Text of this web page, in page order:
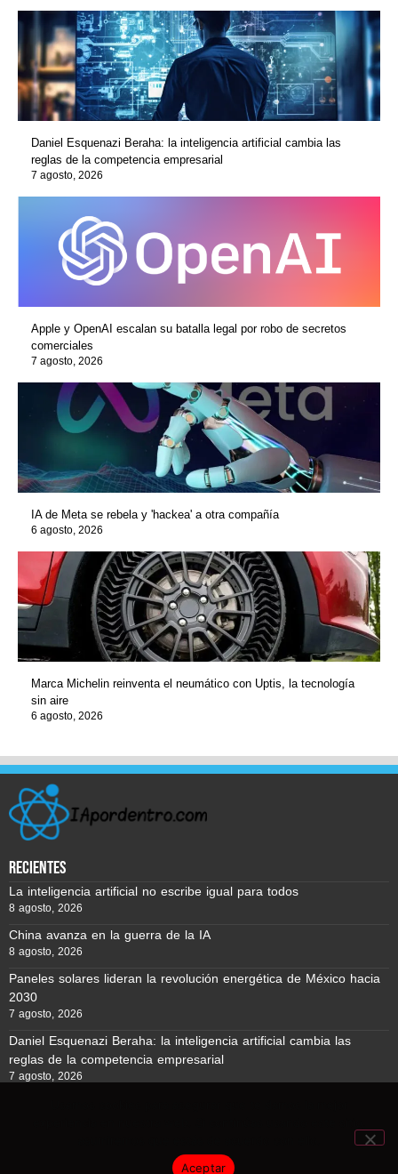
Daniel Esquenazi Beraha: la inteligencia artificial cambia las
reglas de la competencia empresarial
7 agosto, 2026
Apple y OpenAI escalan su batalla legal por robo de secretos
comerciales
7 agosto, 2026
IA de Meta se rebela y 'hackea' a otra compañía
6 agosto, 2026
Marca Michelin reinventa el neumático con Uptis, la tecnología
sin aire
6 agosto, 2026
recientes
La inteligencia artificial no escribe igual para todos
8 agosto, 2026
China avanza en la guerra de la IA
8 agosto, 2026
Paneles solares lideran la revolución energética de México hacia
2030
7 agosto, 2026
Daniel Esquenazi Beraha: la inteligencia artificial cambia las
reglas de la competencia empresarial
7 agosto, 2026
Aceptar